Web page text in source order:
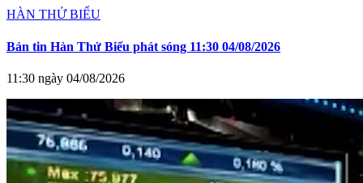
HÀN THỬ BIỂU
Bản tin Hàn Thử Biểu phát sóng 11:30 04/08/2026
11:30 ngày 04/08/2026